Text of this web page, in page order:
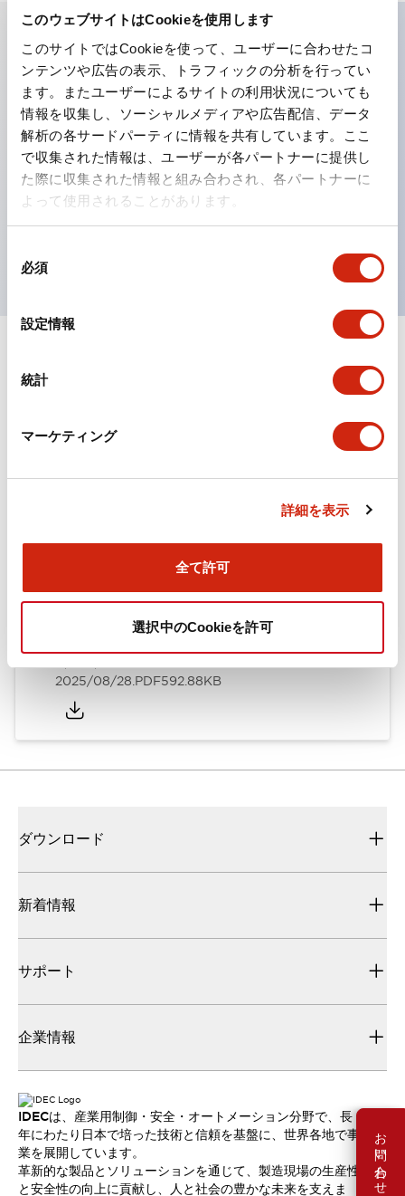
このウェブサイトはCookieを使用します
このサイトではCookieを使って、ユーザーに合わせたコ
ンテンツや広告の表示、トラフィックの分析を行ってい
ます。またユーザーによるサイトの利用状況についても
情報を収集し、ソーシャルメディアや広告配信、データ
解析の各サードパーティに情報を共有しています。ここ
で収集された情報は、ユーザーが各パートナーに提供し
た際に収集された情報と組み合わされ、各パートナーに
よって使用されることがあります。
必須
設定情報
統計
マーケティング
詳細を表示
全て許可
選択中のCookieを許可
お問い合わせ
主な特長
工作機械や産業機械を上下左右に頻繁に方向転換させると
きに、迅速・確実かつ自由自在にコントロールすることが
できます。
各方向のレバー動作は用途に合わせて組み合わせ自由
操作レバーをセンタ位置でロックできるインタロック付
ドキュメントとファイル
カタログ CAD
ARN形モノレバースイッチ／CSシリーズカムスイッチ
2025/08/28.PDF1.20MB
2025/08/28.PDF592.88KB
ダウンロード
新着情報
サポート
企業情報
IDECは、産業用制御・安全・オートメーション分野で、長
年にわたり日本で培った技術と信頼を基盤に、世界各地で事
業を展開しています。
革新的な製品とソリューションを通じて、製造現場の生産性
と安全性の向上に貢献し、人と社会の豊かな未来を支えま